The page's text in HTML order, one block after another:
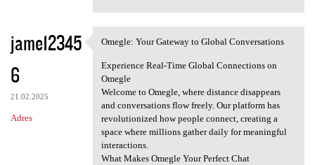
jame12345
6
21.02.2025
Adres
Omegle: Your Gateway to
Omegle: Your Gateway to Global Conversations
Experience Real-Time Global Connections on
Omegle
Welcome to Omegle, where distance disappears
and conversations flow freely. Our platform has
revolutionized how people connect, creating a
space where millions gather daily for meaningful
interactions.
What Makes Omegle Your Perfect Chat